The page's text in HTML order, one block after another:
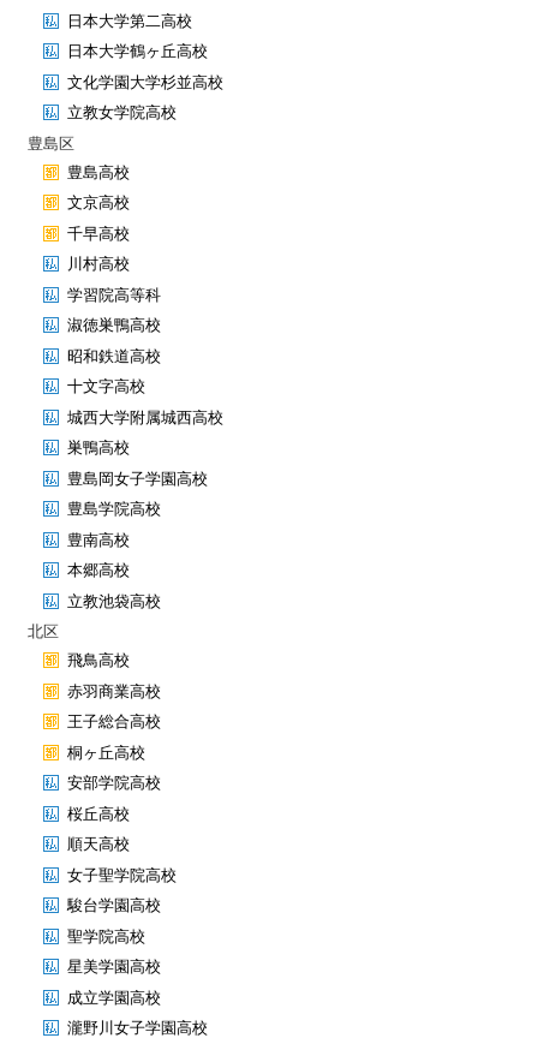
日本大学第二高校
日本大学鶴ヶ丘高校
文化学園大学杉並高校
立教女学院高校
豊島区
豊島高校
文京高校
千早高校
川村高校
学習院高等科
淑徳巣鴨高校
昭和鉄道高校
十文字高校
城西大学附属城西高校
巣鴨高校
豊島岡女子学園高校
豊島学院高校
豊南高校
本郷高校
立教池袋高校
北区
飛鳥高校
赤羽商業高校
王子総合高校
桐ヶ丘高校
安部学院高校
桜丘高校
順天高校
女子聖学院高校
駿台学園高校
聖学院高校
星美学園高校
成立学園高校
瀧野川女子学園高校